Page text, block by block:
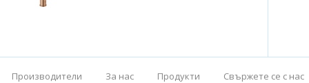
Производители За нас Продукти Свържете се с нас